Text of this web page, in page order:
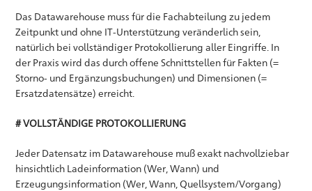
Das Datawarehouse muss für die Fachabteilung zu jedem
Zeitpunkt und ohne IT-Unterstützung veränderlich sein,
natürlich bei vollständiger Protokollierung aller Eingriffe. In
der Praxis wird das durch offene Schnittstellen für Fakten (=
Storno- und Ergänzungsbuchungen) und Dimensionen (=
Ersatzdatensätze) erreicht.
# VOLLSTÄNDIGE PROTOKOLLIERUNG
Jeder Datensatz im Datawarehouse muß exakt nachvollziebar
hinsichtlich Ladeinformation (Wer, Wann) und
Erzeugungsinformation (Wer, Wann, Quellsystem/Vorgang)